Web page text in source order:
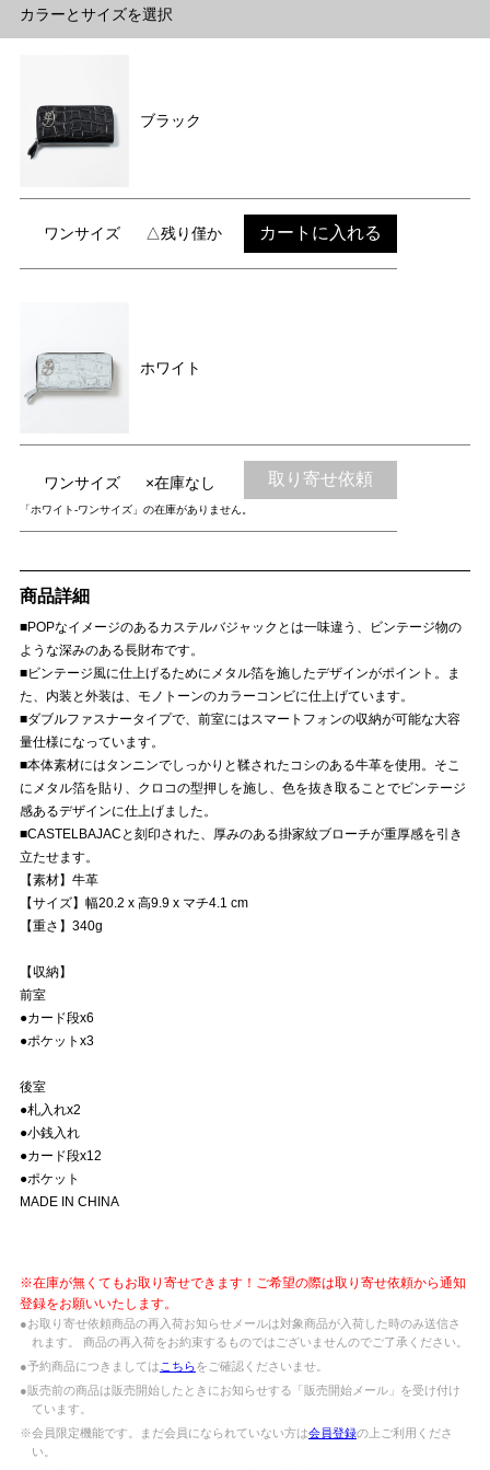
カラーとサイズを選択
ブラック
ワンサイズ △残り僅か カートに入れる
ホワイト
ワンサイズ ×在庫なし 取り寄せ依頼
「ホワイト-ワンサイズ」の在庫がありません。
商品詳細
■POPなイメージのあるカステルバジャックとは一味違う、ビンテージ物の
ような深みのある長財布です。
■ビンテージ風に仕上げるためにメタル箔を施したデザインがポイント。ま
た、内装と外装は、モノトーンのカラーコンビに仕上げています。
■ダブルファスナータイプで、前室にはスマートフォンの収納が可能な大容
量仕様になっています。
■本体素材にはタンニンでしっかりと鞣されたコシのある牛革を使用。そこ
にメタル箔を貼り、クロコの型押しを施し、色を抜き取ることでビンテージ
感あるデザインに仕上げました。
■CASTELBAJACと刻印された、厚みのある掛家紋ブローチが重厚感を引き
立たせます。
【素材】牛革
【サイズ】幅20.2 x 高9.9 x マチ4.1 cm
【重さ】340g
【収納】
前室
●カード段x6
●ポケットx3
後室
●札入れx2
●小銭入れ
●カード段x12
●ポケット
MADE IN CHINA
※在庫が無くてもお取り寄せできます！ご希望の際は取り寄せ依頼から通知
登録をお願いいたします。
●お取り寄せ依頼商品の再入荷お知らせメールは対象商品が入荷した時のみ送信さ
れます。 商品の再入荷をお約束するものではございませんのでご了承ください。
●予約商品につきましては こちらをご確認くださいませ。
●販売前の商品は販売開始したときにお知らせする「販売開始メール」を受け付け
ています。
※会員限定機能です。まだ会員になられていない方は会員登録の上ご利用くださ
い。